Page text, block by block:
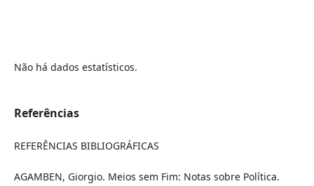
Não há dados estatísticos.
Referências
REFERÊNCIAS BIBLIOGRÁFICAS
AGAMBEN, Giorgio. Meios sem Fim: Notas sobre Política.